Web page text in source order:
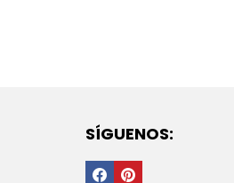
SÍGUENOS:
FacebookPInterest